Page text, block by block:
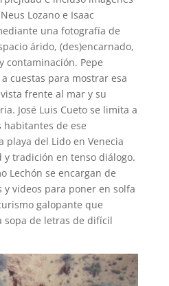
Lozano e Isaac
una fotografía de
árido, (des)encarnado,
contaminación. Pepe
cuestas para mostrar esa
frente al mar y su
José Luis Cueto se limita a
de ese
playa del Lido en Venecia
tradición en tenso diálogo.
Lechón se encargan de
videos para poner en solfa
galopante que
sopa de letras de difícil